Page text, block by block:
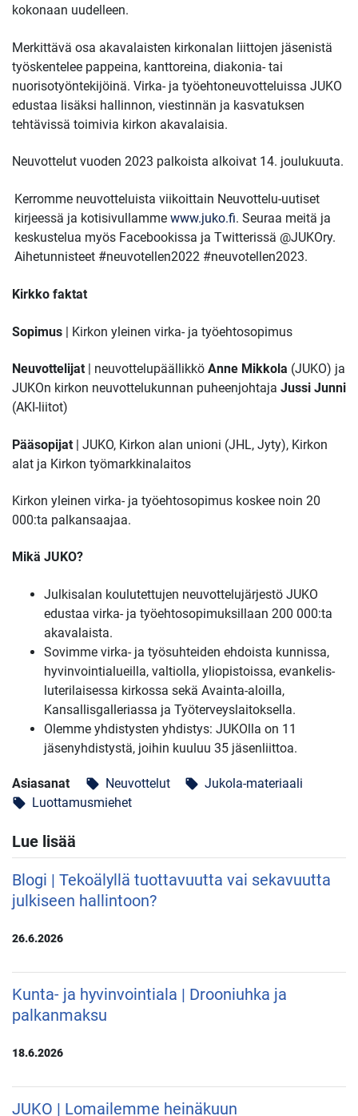
kokonaan uudelleen.
Merkittävä osa akavalaisten kirkonalan liittojen jäsenistä
työskentelee pappeina, kanttoreina, diakonia- tai
nuorisotyöntekijöinä. Virka- ja työehtoneuvotteluissa JUKO
edustaa lisäksi hallinnon, viestinnän ja kasvatuksen
tehtävissä toimivia kirkon akavalaisia.
Neuvottelut vuoden 2023 palkoista alkoivat 14. joulukuuta.
Kerromme neuvotteluista viikoittain Neuvottelu-uutiset
kirjeessä ja kotisivullamme www.juko.fi. Seuraa meitä ja
keskustelua myös Facebookissa ja Twitterissä @JUKOry.
Aihetunnisteet #neuvotellen2022 #neuvotellen2023.
Kirkko faktat
Sopimus | Kirkon yleinen virka- ja työehtosopimus
Neuvottelijat | neuvottelupäällikkö Anne Mikkola (JUKO) ja
JUKOn kirkon neuvottelukunnan puheenjohtaja Jussi Junni
(AKI-liitot)
Pääsopijat | JUKO, Kirkon alan unioni (JHL, Jyty), Kirkon
alat ja Kirkon työmarkkinalaitos
Kirkon yleinen virka- ja työehtosopimus koskee noin 20
000:ta palkansaajaa.
Mikä JUKO?
Julkisalan koulutettujen neuvottelujärjestö JUKO
edustaa virka- ja työehtosopimuksillaan 200 000:ta
akavalaista.
Sovimme virka- ja työsuhteiden ehdoista kunnissa,
hyvinvointialueilla, valtiolla, yliopistoissa, evankelis-
luterilaisessa kirkossa sekä Avainta-aloilla,
Kansallisgalleriassa ja Työterveyslaitoksella.
Olemme yhdistysten yhdistys: JUKOlla on 11
jäsenyhdistystä, joihin kuuluu 35 jäsenliittoa.
Asiasanat local_offer Neuvottelut local_offer Jukola-materiaali
local_offer Luottamusmiehet
Lue lisää
Blogi | Tekoälyllä tuottavuutta vai sekavuutta
julkiseen hallintoon?
26.6.2026
Kunta- ja hyvinvointiala | Drooniuhka ja
palkanmaksu
18.6.2026
JUKO | Lomailemme heinäkuun